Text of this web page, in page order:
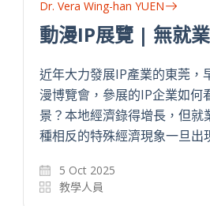
Dr. Vera Wing-han YUEN
動漫IP展覽 | 無就
近年大力發展IP產業的東莞，
漫博覽會，參展的IP企業如何
景？本地經濟錄得增長，但就
種相反的特殊經濟現象一旦出
5 Oct 2025
教學人員